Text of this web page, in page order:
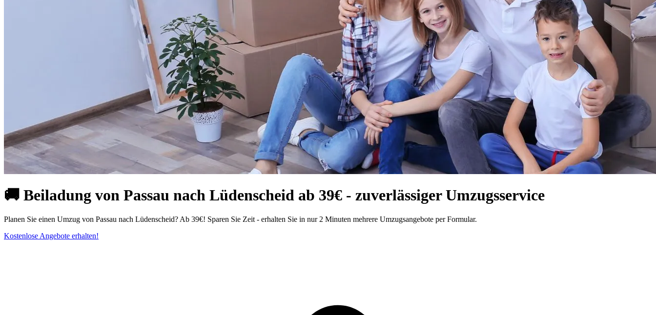
🚚 Beiladung von Passau nach Lüdenscheid ab 39€ - zuverlässiger Umzugsservice
Planen Sie einen Umzug von Passau nach Lüdenscheid? Ab 39€! Sparen Sie Zeit - erhalten Sie in nur 2 Minuten mehrere Umzugsangebote per Formular.
Kostenlose Angebote erhalten!